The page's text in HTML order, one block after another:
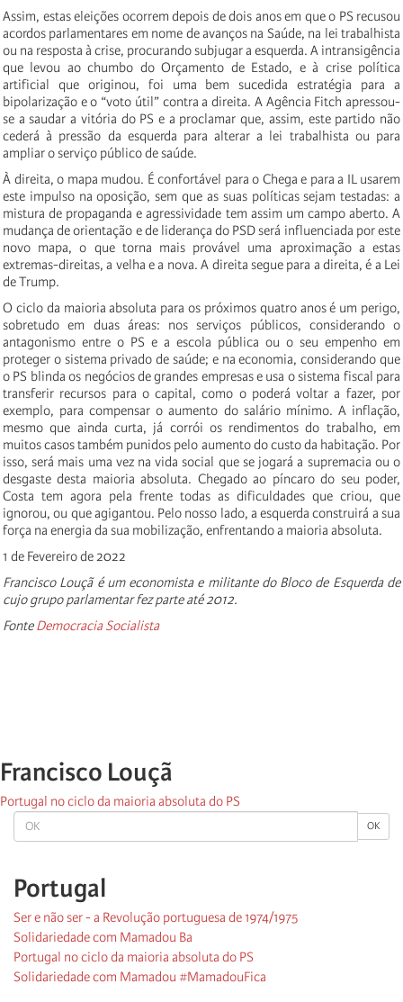
OK OK
Portugal
Ser e não ser - a Revolução portuguesa de 1974/1975
Solidariedade com Mamadou Ba
Portugal no ciclo da maioria absoluta do PS
Solidariedade com Mamadou #MamadouFica
Assim, estas eleições ocorrem depois de dois anos em que o PS recusou
acordos parlamentares em nome de avanços na Saúde, na lei trabalhista
ou na resposta à crise, procurando subjugar a esquerda. A intransigência
que levou ao chumbo do Orçamento de Estado, e à crise política
artificial que originou, foi uma bem sucedida estratégia para a
bipolarização e o “voto útil” contra a direita. A Agência Fitch apressou-
se a saudar a vitória do PS e a proclamar que, assim, este partido não
cederá à pressão da esquerda para alterar a lei trabalhista ou para
ampliar o serviço público de saúde.
À direita, o mapa mudou. É confortável para o Chega e para a IL usarem
este impulso na oposição, sem que as suas políticas sejam testadas: a
mistura de propaganda e agressividade tem assim um campo aberto. A
mudança de orientação e de liderança do PSD será influenciada por este
novo mapa, o que torna mais provável uma aproximação a estas
extremas-direitas, a velha e a nova. A direita segue para a direita, é a Lei
de Trump.
O ciclo da maioria absoluta para os próximos quatro anos é um perigo,
sobretudo em duas áreas: nos serviços públicos, considerando o
antagonismo entre o PS e a escola pública ou o seu empenho em
proteger o sistema privado de saúde; e na economia, considerando que
o PS blinda os negócios de grandes empresas e usa o sistema fiscal para
transferir recursos para o capital, como o poderá voltar a fazer, por
exemplo, para compensar o aumento do salário mínimo. A inflação,
mesmo que ainda curta, já corrói os rendimentos do trabalho, em
muitos casos também punidos pelo aumento do custo da habitação. Por
isso, será mais uma vez na vida social que se jogará a supremacia ou o
desgaste desta maioria absoluta. Chegado ao píncaro do seu poder,
Costa tem agora pela frente todas as dificuldades que criou, que
ignorou, ou que agigantou. Pelo nosso lado, a esquerda construirá a sua
força na energia da sua mobilização, enfrentando a maioria absoluta.
1 de Fevereiro de 2022
Francisco Louçã é um economista e militante do Bloco de Esquerda de
cujo grupo parlamentar fez parte até 2012.
FonteDemocracia Socialista
Francisco Louçã
Portugal no ciclo da maioria absoluta do PS